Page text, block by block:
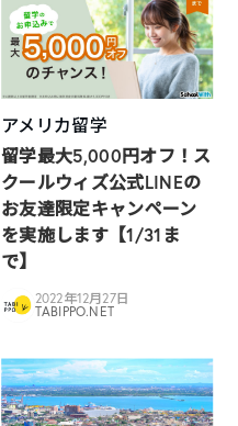
アメリカ留学
留学最大5,000円オフ！ス
クールウィズ公式LINEの
お友達限定キャンペーン
を実施します【1/31ま
で】
2022年12月27日
TABIPPO.NET